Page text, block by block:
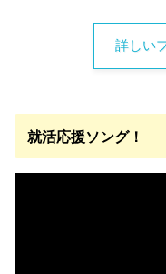
詳しい
就活応援ソング！